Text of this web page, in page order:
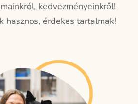
kedvezményeinkről!
hasznos, érdekes tartalmak!